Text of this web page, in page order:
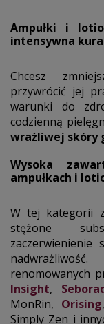
Ampułki i
intensywna
Chcesz
przywrócić jej
warunki do
codzienną
wrażliwej skóry
Wysoka
ampułkach i
W tej kategorii
stężone
zaczerwienienie
renomowanych
Insight,
MonRin, Orising
Simply Zen i